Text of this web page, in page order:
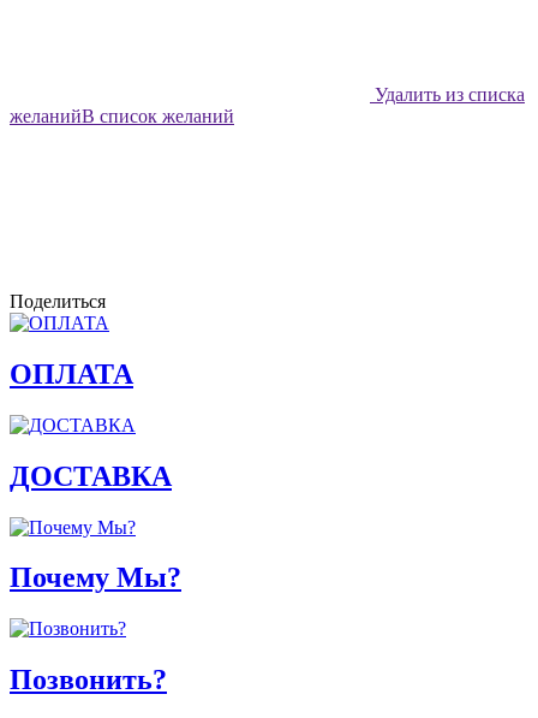
Удалить из списка
желанийВ список желаний
Поделиться
ОПЛАТА
ДОСТАВКА
Почему Мы?
Позвонить?